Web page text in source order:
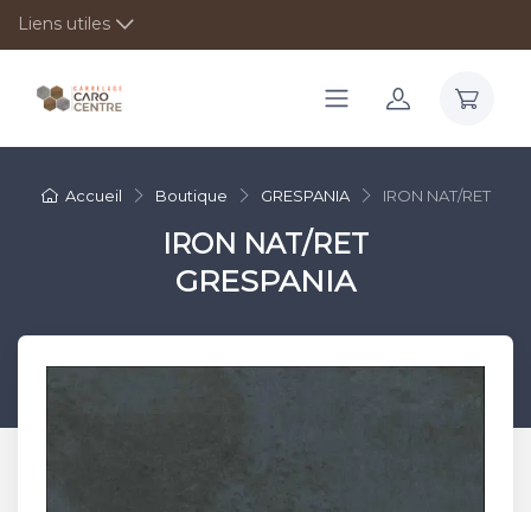
Liens utiles
Accueil Boutique GRESPANIA IRON NAT/RET
IRON NAT/RET
GRESPANIA